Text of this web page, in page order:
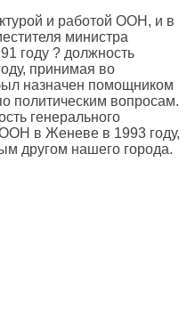
и работой ООН, и в
министра
году ? должность
принимая во
назначен помощником
политическим вопросам.
генерального
ООН в Женеве в 1993 году,
другом нашего города.